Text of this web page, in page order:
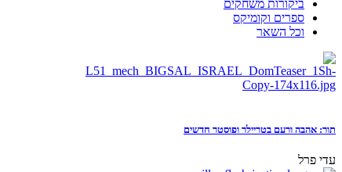
ביקורות משחקים
ספרים וקומיקס
וכל השאר
תור: אהבה ורעם בטריילר ופוסטר חדשים
עדי פרל